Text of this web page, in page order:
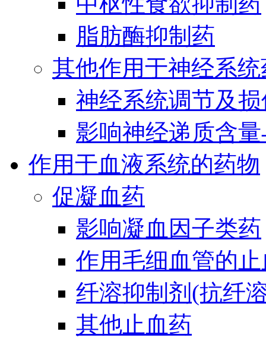
脂肪酶抑制药
其他作用于神经系统
神经系统调节及
影响神经递质含
作用于血液系统的药物
促凝血药
影响凝血因子类药
作用毛细血管的
纤溶抑制剂(抗纤
其他止血药